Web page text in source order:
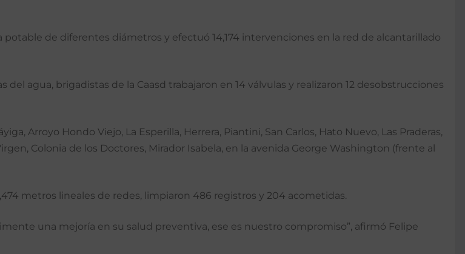
de diferentes diámetros y efectuó 14,174 intervenciones en la red de alcantarillado
agua, brigadistas de la Caasd trabajaron en 14 válvulas y realizaron 12 desobstrucciones
Arroyo Hondo Viejo, La Esperilla, Herrera, Piantini, San Carlos, Hato Nuevo, Las Praderas,
Colonia de los Doctores, Mirador Isabela, en la avenida George Washington (frente al
metros lineales de redes, limpiaron 486 registros y 204 acometidas.
una mejoría en su salud preventiva, ese es nuestro compromiso”, afirmó Felipe